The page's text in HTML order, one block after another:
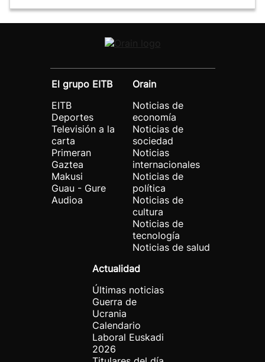
El grupo EITB
EITB
Deportes
Televisión a la
carta
Primeran
Gaztea
Makusi
Guau - Gure
Audioa
Orain
Noticias de
economía
Noticias de
sociedad
Noticias
internacionales
Noticias de
política
Noticias de
cultura
Noticias de
tecnología
Noticias de salud
Actualidad
Últimas noticias
Guerra de
Ucrania
Calendario
Laboral Euskadi
2026